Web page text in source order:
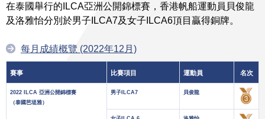
在泰國舉行的ILCA亞洲公開錦標賽，香港帆船運動員貝俊龍
及洛雅怡分別於男子ILCA7及女子ILCA6頂目贏得銅牌。
每月成績概覽 (2022年12月)
賽事 比賽項目 運動員 名次
2022 ILCA 亞洲公開錦標賽
（泰國芭堤雅）
男子ILCA7 貝俊龍